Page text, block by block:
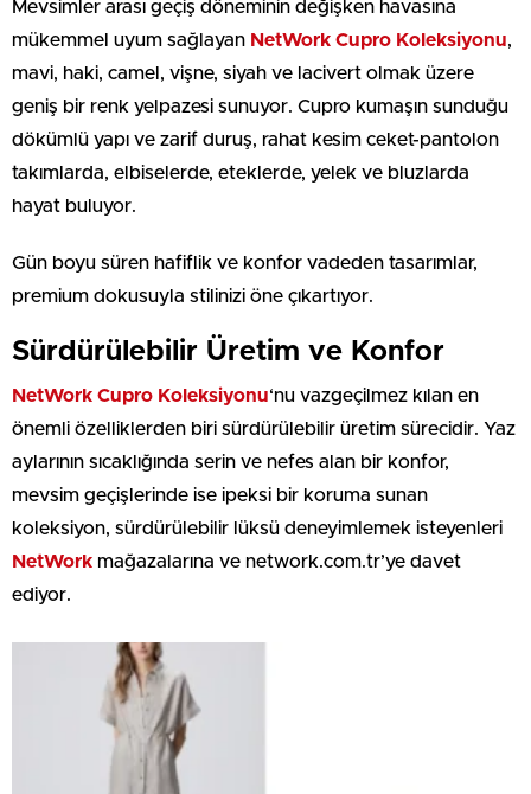
Mevsimler arası geçiş döneminin değişken havasına
mükemmel uyum sağlayan NetWork Cupro Koleksiyonu,
mavi, haki, camel, vişne, siyah ve lacivert olmak üzere
geniş bir renk yelpazesi sunuyor. Cupro kumaşın sunduğu
dökümlü yapı ve zarif duruş, rahat kesim ceket-pantolon
takımlarda, elbiselerde, eteklerde, yelek ve bluzlarda
hayat buluyor.
Gün boyu süren hafiflik ve konfor vadeden tasarımlar,
premium dokusuyla stilinizi öne çıkartıyor.
Sürdürülebilir Üretim ve Konfor
NetWork Cupro Koleksiyonu‘nu vazgeçilmez kılan en
önemli özelliklerden biri sürdürülebilir üretim sürecidir. Yaz
aylarının sıcaklığında serin ve nefes alan bir konfor,
mevsim geçişlerinde ise ipeksi bir koruma sunan
koleksiyon, sürdürülebilir lüksü deneyimlemek isteyenleri
NetWork mağazalarına ve network.com.tr’ye davet
ediyor.